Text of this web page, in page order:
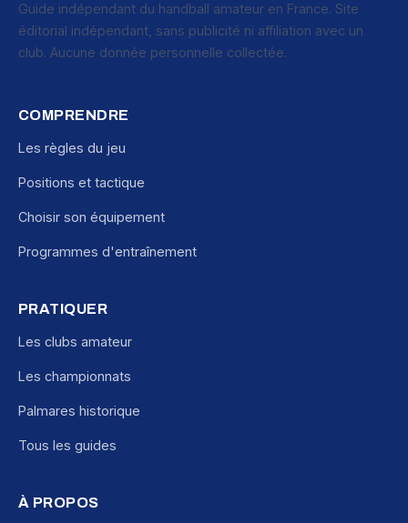
Guide indépendant du handball amateur en France. Site
éditorial indépendant, sans publicité ni affiliation avec un
club. Aucune donnée personnelle collectée.
COMPRENDRE
Les règles du jeu
Positions et tactique
Choisir son équipement
Programmes d'entraînement
PRATIQUER
Les clubs amateur
Les championnats
Palmares historique
Tous les guides
À PROPOS